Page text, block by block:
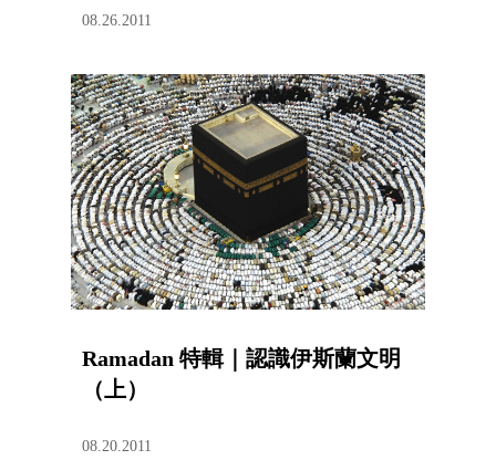
08.26.2011
Ramadan 特輯｜認識伊斯蘭文明
（上）
08.20.2011